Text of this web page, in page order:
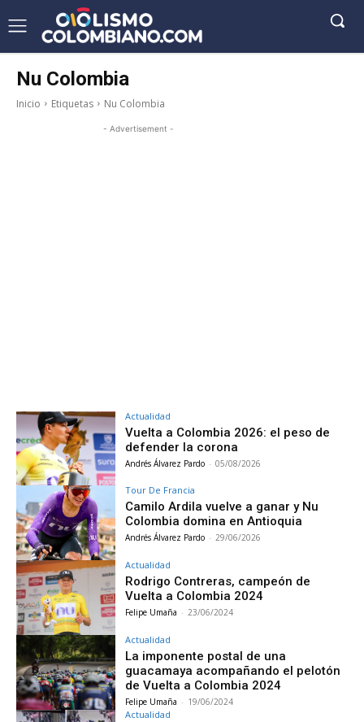
Nu Colombia
Inicio Etiquetas Nu Colombia
- Advertisement -
Actualidad
Vuelta a Colombia 2026: el peso de
defender la corona
Andrés Álvarez Pardo - 05/08/2026
Tour De Francia
Camilo Ardila vuelve a ganar y Nu
Colombia domina en Antioquia
Andrés Álvarez Pardo - 29/06/2026
Actualidad
Rodrigo Contreras, campeón de
Vuelta a Colombia 2024
Felipe Umaña - 23/06/2024
Actualidad
La imponente postal de una
guacamaya acompañando el pelotón
de Vuelta a Colombia 2024
Felipe Umaña - 19/06/2024
Actualidad